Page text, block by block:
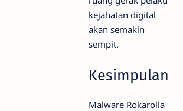
kejahatan digital
akan semakin
sempit.
Kesimpulan
Malware Rokarolla